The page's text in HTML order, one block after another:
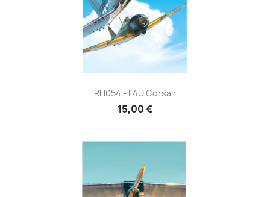
RH054 - F4U Corsair
15,00 €